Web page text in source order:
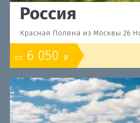
Россия
Красная Поляна из Москвы 26
от 6 050 o